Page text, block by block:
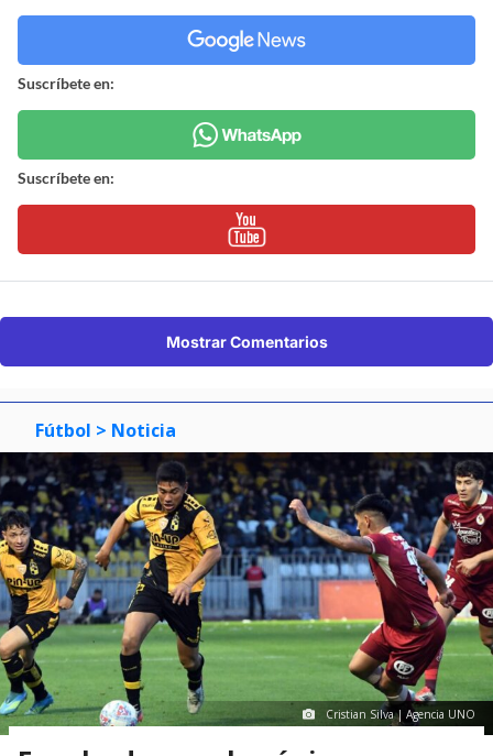
Suscríbete en:
Suscríbete en:
Mostrar Comentarios
Fútbol > Noticia
Cristian Silva | Agencia UNO